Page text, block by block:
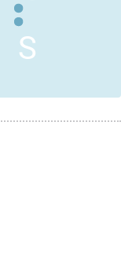
S